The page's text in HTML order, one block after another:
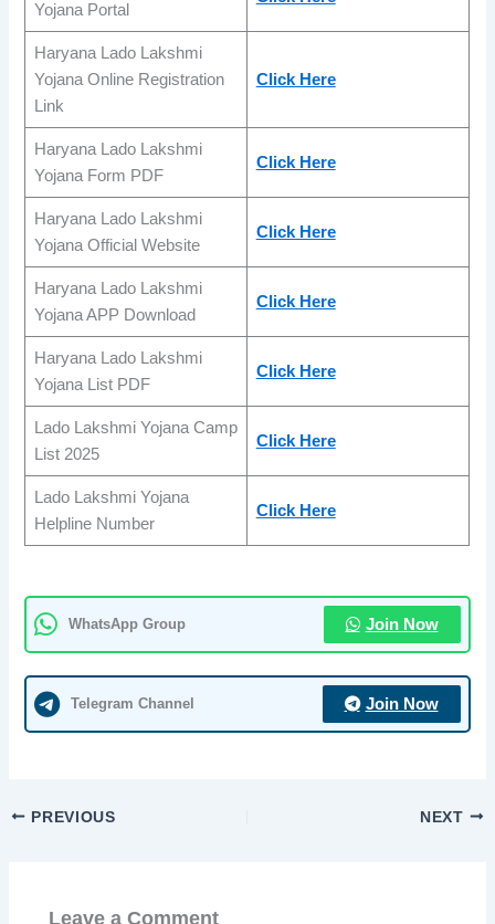
Yojana Portal
Haryana Lado Lakshmi
Yojana Online Registration
Link
Click Here
Haryana Lado Lakshmi
Yojana Form PDF
Click Here
Haryana Lado Lakshmi
Yojana Official Website
Click Here
Haryana Lado Lakshmi
Yojana APP Download
Click Here
Haryana Lado Lakshmi
Yojana List PDF
Click Here
Lado Lakshmi Yojana Camp
List 2025
Click Here
Lado Lakshmi Yojana
Helpline Number
Click Here
WhatsApp Group Join Now
Telegram Channel Join Now
PREVIOUS NEXT
Leave a Comment